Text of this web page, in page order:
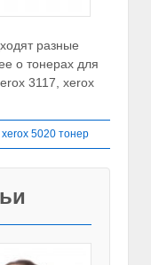
разные
о тонерах для
3117, xerox
xerox 5020 тонер